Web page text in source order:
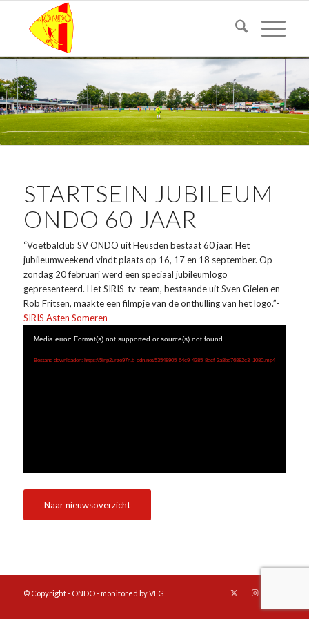
STARTSEIN JUBILEUM
ONDO 60 JAAR
“Voetbalclub SV ONDO uit Heusden bestaat 60 jaar. Het
jubileumweekend vindt plaats op 16, 17 en 18 september. Op
zondag 20 februari werd een speciaal jubileumlogo
gepresenteerd. Het SIRIS-tv-team, bestaande uit Sven Gielen en
Rob Fritsen, maakte een filmpje van de onthulling van het logo.”-
SIRIS Asten Someren
Media error: Format(s) not supported or source(s) not found
Bestand downloaden: https://5inp2urze97n.b-cdn.net/53548905-64c9-4285-8acf-2a8be76882c3_1080.mp4
Naar nieuwsoverzicht
© Copyright - ONDO - monitored by VLG